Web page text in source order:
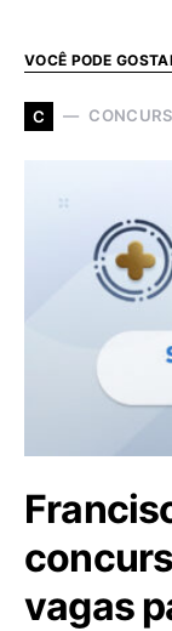
VOCÊ PODE
C
vagas